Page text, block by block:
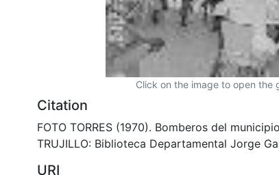
Click on the image to open the
Citation
FOTO TORRES (1970). Bomberos del
TRUJILLO: Biblioteca Departamental Jorge
URI